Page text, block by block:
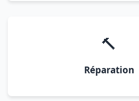
🔨
Réparation